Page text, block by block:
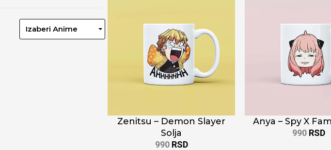
Izaberi Anime
Zenitsu – Demon Slayer
Solja
990 RSD
Anya – Spy X
990 RSD